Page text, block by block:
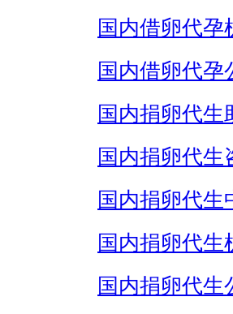
国内借卵代孕
国内借卵代孕
国内捐卵代生
国内捐卵代生
国内捐卵代生
国内捐卵代生
国内捐卵代生